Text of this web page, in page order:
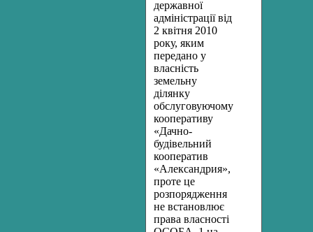
державної
адміністрації від
2 квітня 2010
року, яким
передано у
власність
земельну
ділянку
обслуговуючому
кооперативу
«Дачно-
будівельний
кооператив
«Александрия»,
проте це
розпорядження
не встановлює
права власності